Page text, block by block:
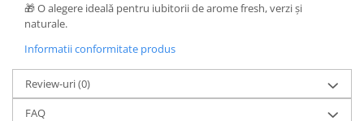
🎁 O alegere ideală pentru iubitorii de arome fresh, verzi și
naturale.
Informatii conformitate produs
Review-uri(0)
FAQ